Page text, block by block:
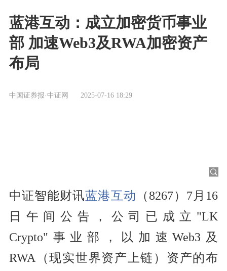
蓝港互动：成立加密货币事业
部 加速Web3及RWA加密资产
布局
中国证券报·中证网 2025-07-16 18:29
中证智能财讯蓝港互动
（8267）7月16
日午间公告，公司已成立"LK
Crypto"事业部，以加速Web3及
RWA（现实世界资产上链）资产的布